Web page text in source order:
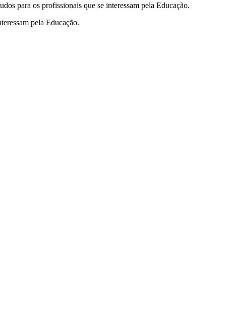
para os profissionais que se interessam pela Educação.
pela Educação.